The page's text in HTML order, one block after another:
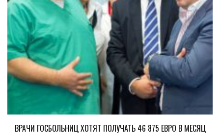
ВРАЧИ ГОСБОЛЬНИЦ ХОТЯТ ПОЛУЧАТЬ 46 875 ЕВРО В МЕСЯЦ